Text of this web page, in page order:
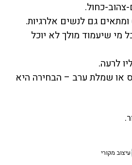
צהוב-כחול.
ומתאים גם לנשים אלרגיות.
מי שיעמוד מולך לא יוכל
לרעה.
או שמלת ערב – הבחירה היא
.
עיצוב מקורי